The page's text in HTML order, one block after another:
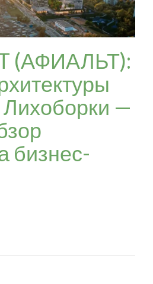
(АФИАЛЬТ):
Лихоборки —
бизнес-